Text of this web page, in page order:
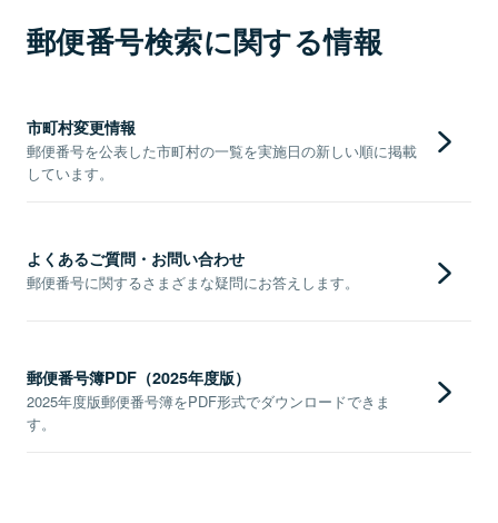
郵便番号検索に関する情報
市町村変更情報
郵便番号を公表した市町村の一覧を実施日の新しい順に掲載
しています。
よくあるご質問・お問い合わせ
郵便番号に関するさまざまな疑問にお答えします。
郵便番号簿PDF（2025年度版）
2025年度版郵便番号簿をPDF形式でダウンロードできま
す。